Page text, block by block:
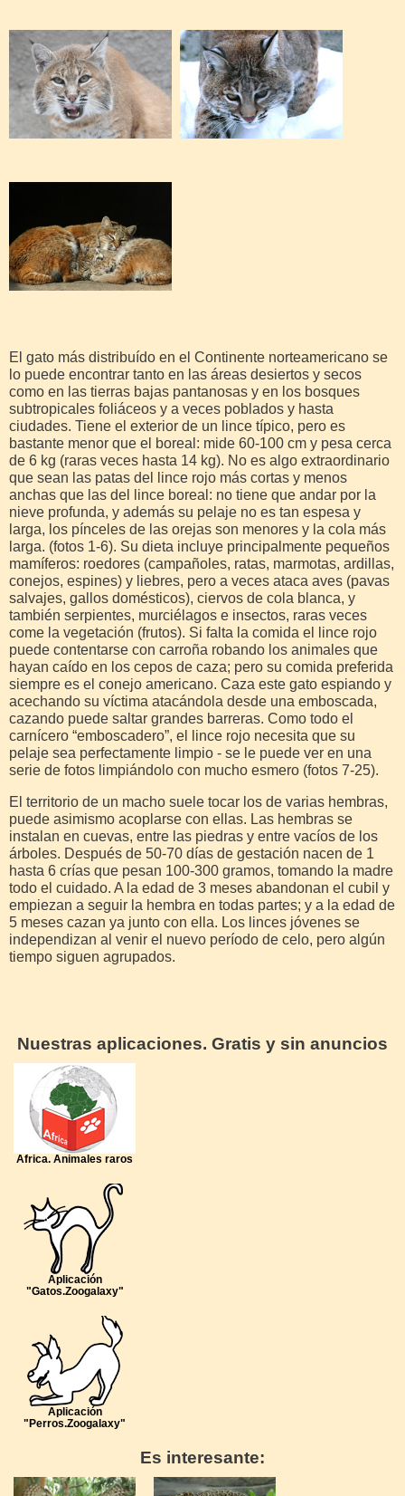
El gato más distribuído en el Continente norteamericano se
lo puede encontrar tanto en las áreas desiertos y secos
como en las tierras bajas pantanosas y en los bosques
subtropicales foliáceos y a veces poblados y hasta
ciudades. Tiene el exterior de un lince típico, pero es
bastante menor que el boreal: mide 60-100 cm y pesa cerca
de 6 kg (raras veces hasta 14 kg). No es algo extraordinario
que sean las patas del lince rojo más cortas y menos
anchas que las del lince boreal: no tiene que andar por la
nieve profunda, y además su pelaje no es tan espesa y
larga, los pínceles de las orejas son menores y la cola más
larga. (fotos 1-6). Su dieta incluye principalmente pequeños
mamíferos: roedores (campañoles, ratas, marmotas, ardillas,
conejos, espines) y liebres, pero a veces ataca aves (pavas
salvajes, gallos domésticos), ciervos de cola blanca, y
también serpientes, murciélagos e insectos, raras veces
come la vegetación (frutos). Si falta la comida el lince rojo
puede contentarse con carroña robando los animales que
hayan caído en los cepos de caza; pero su comida preferida
siempre es el conejo americano. Caza este gato espiando y
acechando su víctima atacándola desde una emboscada,
cazando puede saltar grandes barreras. Como todo el
carnícero “emboscadero”, el lince rojo necesita que su
pelaje sea perfectamente limpio - se le puede ver en una
serie de fotos limpiándolo con mucho esmero (fotos 7-25).
El territorio de un macho suele tocar los de varias hembras,
puede asimismo acoplarse con ellas. Las hembras se
instalan en cuevas, entre las piedras y entre vacíos de los
árboles. Después de 50-70 días de gestación nacen de 1
hasta 6 crías que pesan 100-300 gramos, tomando la madre
todo el cuidado. A la edad de 3 meses abandonan el cubil y
empiezan a seguir la hembra en todas partes; y a la edad de
5 meses cazan ya junto con ella. Los linces jóvenes se
independizan al venir el nuevo período de celo, pero algún
tiempo siguen agrupados.
Nuestras aplicaciones. Gratis y sin anuncios
Africa. Animales raros
Aplicación
"Gatos.Zoogalaxy"
Aplicación
"Perros.Zoogalaxy"
Es interesante: